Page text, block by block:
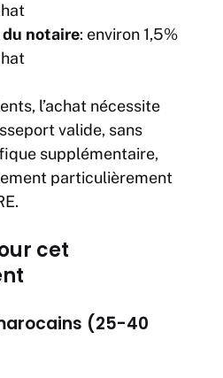
du notaire: environ 1,5%
l’achat nécessite
valide, sans
supplémentaire,
particulièrement
cet
(25-40